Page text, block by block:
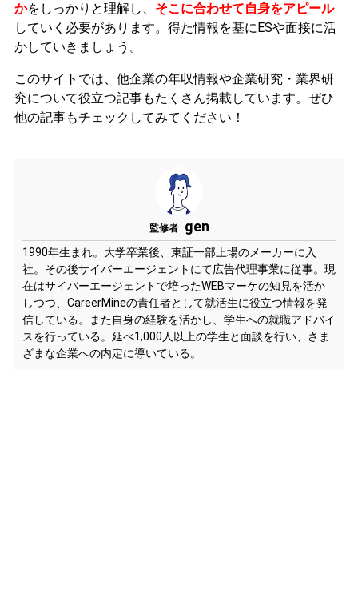
かをしっかりと理解し、 そこに合わせて自身をアピール
していく必要があります。 得た情報を基にESや面接に活
かしていきましょう。
このサイトでは、他企業の年収情報や企業研究・業界研
究について役立つ記事もたくさん掲載しています。ぜひ
他の記事もチェックしてみてください！
監修者 gen
1990年生まれ。大学卒業後、東証一部上場のメーカーに入
社。その後サイバーエージェントにて広告代理事業に従事。現
在はサイバーエージェントで培ったWEBマーケの知見を活か
しつつ、CareerMineの責任者として就活生に役立つ情報を発
信している。また自身の経験を活かし、学生への就職アドバイ
スを行っている。延べ1,000人以上の学生と面談を行い、さま
ざまな企業への内定に導いている。